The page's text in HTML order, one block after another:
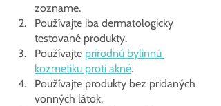
zozname.
Používajte iba dermatologicky
testované produkty.
Používajte prírodnú bylinnú
kozmetiku proti akné.
Používajte produkty bez pridaných
vonných látok.